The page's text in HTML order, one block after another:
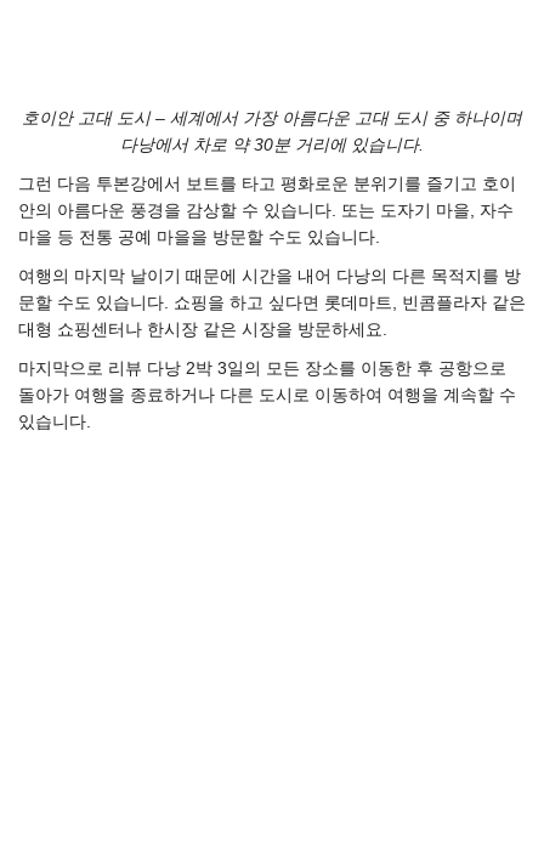
호이안 고대 도시 – 세계에서 가장 아름다운 고대 도시 중 하나이며
다낭에서 차로 약 30분 거리에 있습니다.
그런 다음 투본강에서 보트를 타고 평화로운 분위기를 즐기고 호이
안의 아름다운 풍경을 감상할 수 있습니다. 또는 도자기 마을, 자수
마을 등 전통 공예 마을을 방문할 수도 있습니다.
여행의 마지막 날이기 때문에 시간을 내어 다낭의 다른 목적지를 방
문할 수도 있습니다. 쇼핑을 하고 싶다면 롯데마트, 빈콤플라자 같은
대형 쇼핑센터나 한시장 같은 시장을 방문하세요.
마지막으로 리뷰 다낭 2박 3일의 모든 장소를 이동한 후 공항으로
돌아가 여행을 종료하거나 다른 도시로 이동하여 여행을 계속할 수
있습니다.